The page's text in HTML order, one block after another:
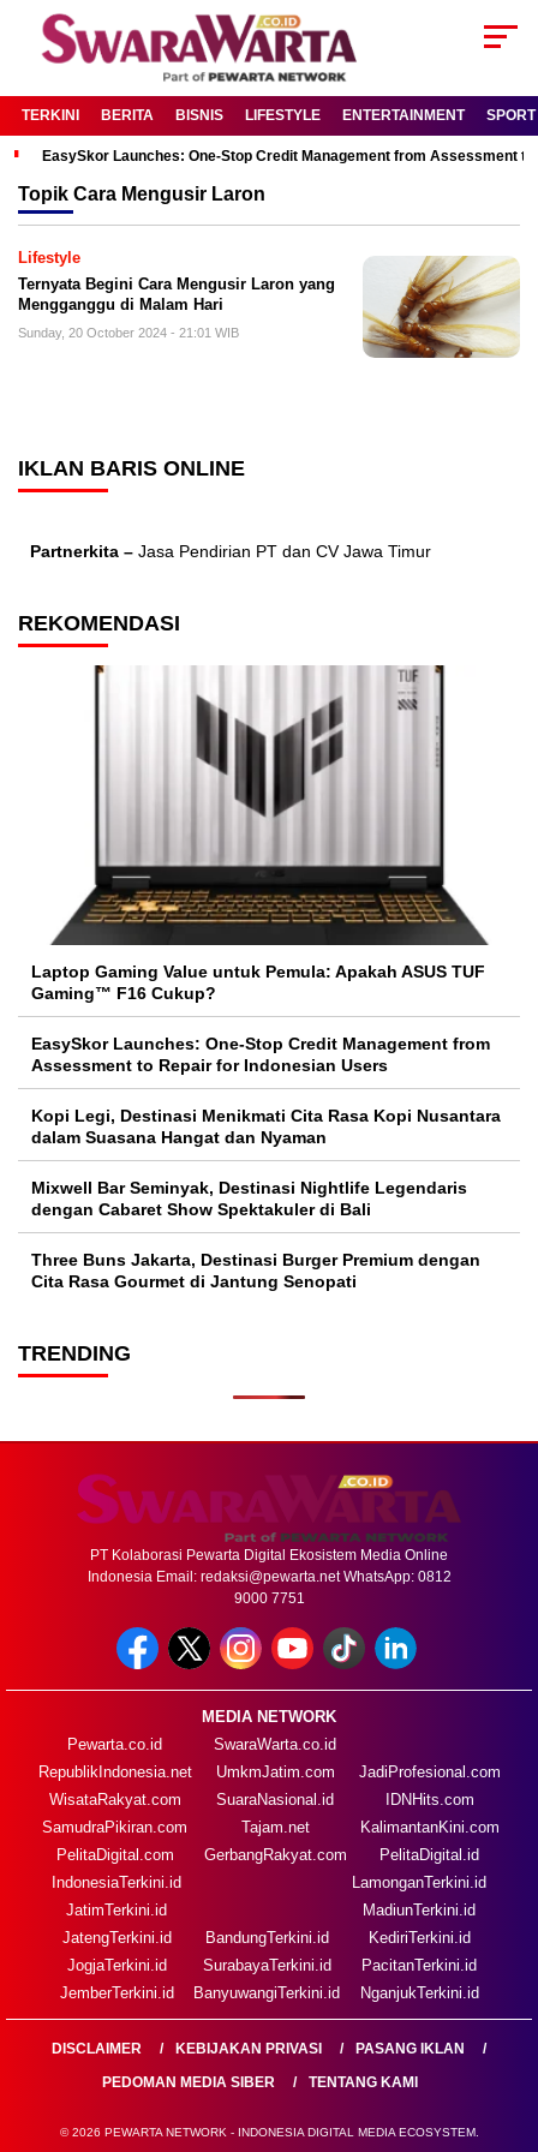
TERKINI BERITA BISNIS LIFESTYLE ENTERTAINMENT SPORT
EasySkor Launches: One-Stop Credit Management from Assessment
Topik Cara Mengusir Laron
Lifestyle
Ternyata Begini Cara Mengusir Laron yang
Mengganggu di Malam Hari
Sunday, 20 October 2024 - 21:01 WIB
IKLAN BARIS ONLINE
Partnerkita – Jasa Pendirian PT dan CV Jawa Timur
REKOMENDASI
Laptop Gaming Value untuk Pemula: Apakah ASUS TUF
Gaming™ F16 Cukup?
EasySkor Launches: One-Stop Credit Management from
Assessment to Repair for Indonesian Users
Kopi Legi, Destinasi Menikmati Cita Rasa Kopi Nusantara
dalam Suasana Hangat dan Nyaman
Mixwell Bar Seminyak, Destinasi Nightlife Legendaris
dengan Cabaret Show Spektakuler di Bali
Three Buns Jakarta, Destinasi Burger Premium dengan
Cita Rasa Gourmet di Jantung Senopati
TRENDING
PT Kolaborasi Pewarta Digital Ekosistem Media Online
Indonesia Email: redaksi@pewarta.netWhatsApp: 0812
9000 7751
MEDIA NETWORK
Pewarta.co.id
RepublikIndonesia.net
WisataRakyat.com
SamudraPikiran.com
PelitaDigital.com
SwaraWarta.co.id
UmkmJatim.com
SuaraNasional.id
Tajam.net
GerbangRakyat.com
JadiProfesional.com
IDNHits.com
KalimantanKini.com
PelitaDigital.id
IndonesiaTerkini.id
JatimTerkini.id
JatengTerkini.id
JogjaTerkini.id
JemberTerkini.id
BandungTerkini.id
SurabayaTerkini.id
BanyuwangiTerkini.id
LamonganTerkini.id
MadiunTerkini.id
KediriTerkini.id
PacitanTerkini.id
NganjukTerkini.id
DISCLAIMER KEBIJAKAN PRIVASI
PASANG IKLAN
PEDOMAN MEDIA SIBER
TENTANG KAMI
© 2026 PEWARTA NETWORK - INDONESIA DIGITAL MEDIA ECOSYSTEM.